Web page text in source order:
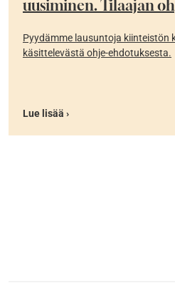
uusiminen. Tilaajan
Pyydämme lausuntoja kiinteistön
käsittelevästä ohje-ehdotuksesta.
Lue lisää ›